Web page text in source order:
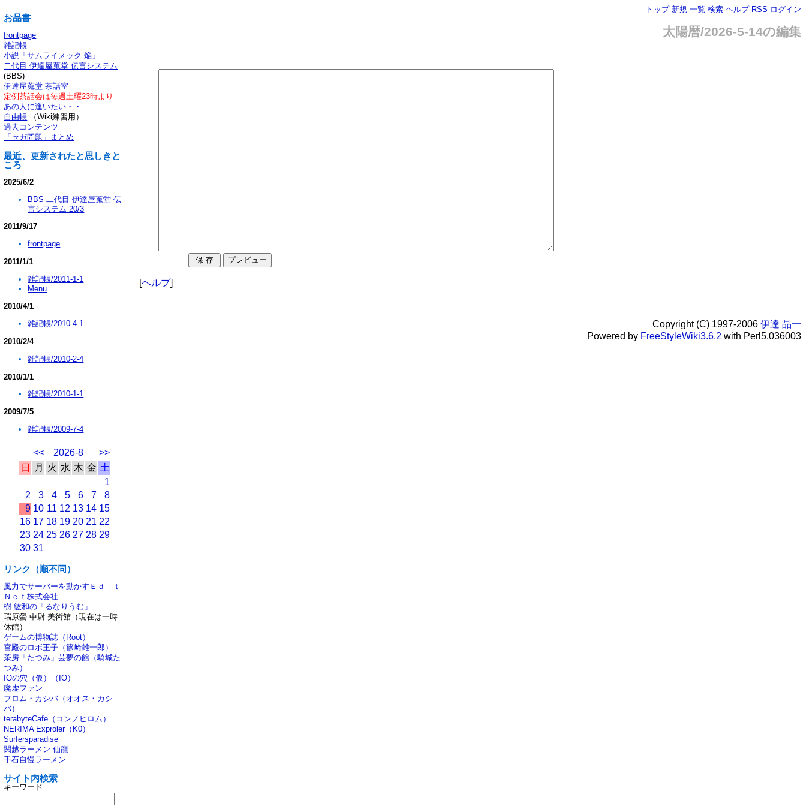
トップ 新規 一覧 検索 ヘルプ RSS ログイン
太陽暦/2026-5-14の編集
[ヘルプ]
Copyright (C) 1997-2006 伊達 晶一
Powered by FreeStyleWiki3.6.2 with Perl5.036003
お品書
frontpage
雑記帳
小説「サムライメック 焔」
二代目 伊達屋蒐堂 伝言システム
(BBS)
伊達屋蒐堂 茶話室
定例茶話会は毎週土曜23時より
あの人に逢いたい・・
自由帳 （Wiki練習用）
過去コンテンツ
「セガ問題」まとめ
最近、更新されたと思しきと
ころ
2025/6/2
BBS-二代目 伊達屋蒐堂 伝
言システム 20/3
2011/9/17
frontpage
2011/1/1
雑記帳/2011-1-1
Menu
2010/4/1
雑記帳/2010-4-1
2010/2/4
雑記帳/2010-2-4
2010/1/1
雑記帳/2010-1-1
2009/7/5
雑記帳/2009-7-4
<< 2026-8
>>
日
月 火 水 木 金 土
1
2
3 4 5 6 7
8
9 10 11 12 13 14 15
16 17 18 19 20 21 22
23 24 25 26 27 28 29
30 31
リンク（順不同）
風力でサーバーを動かすＥｄｉｔ
Ｎｅｔ株式会社
樹 紘和の「るなりうむ」
瑞原螢 中尉 美術館（現在は一時
休館）
ゲームの博物誌（Root）
宮殿のロボ王子（篠崎雄一郎）
茶房「たつみ」芸夢の館（騎城た
つみ）
IOの穴（仮）（IO）
廃虚ファン
フロム・カシバ（オオス・カシ
バ）
terabyteCafe（コンノヒロム）
NERIMA Exproler（K0）
Surfersparadise
関越ラーメン 仙龍
千石自慢ラーメン
サイト内検索
キーワード